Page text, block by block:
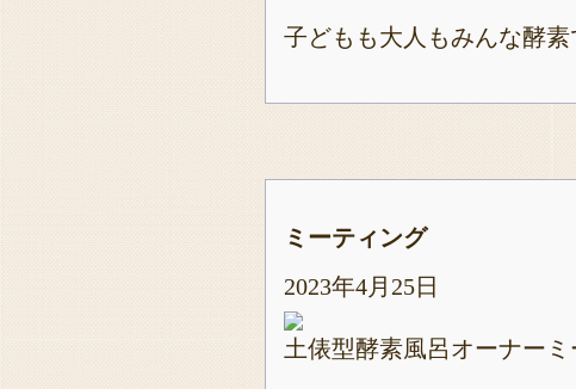
子どもも大人もみんな酵
ミーティング
2023年4月25日
土俵型酵素風呂オーナー